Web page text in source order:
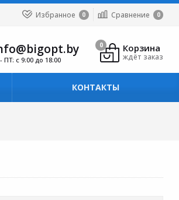
Избранное 0 Сравнение 0
ПТ: с 9:00 до 18:00
Корзина
ждёт заказ
0
КОНТАКТЫ